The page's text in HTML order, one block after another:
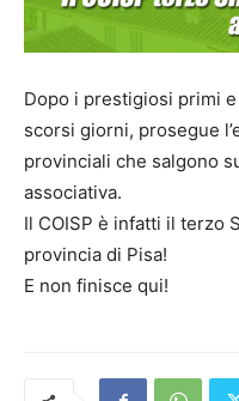
Dopo i prestigiosi primi
scorsi giorni, prosegue
provinciali che salgono
associativa.
Il COISP è infatti il terzo
provincia di Pisa!
E non finisce qui!